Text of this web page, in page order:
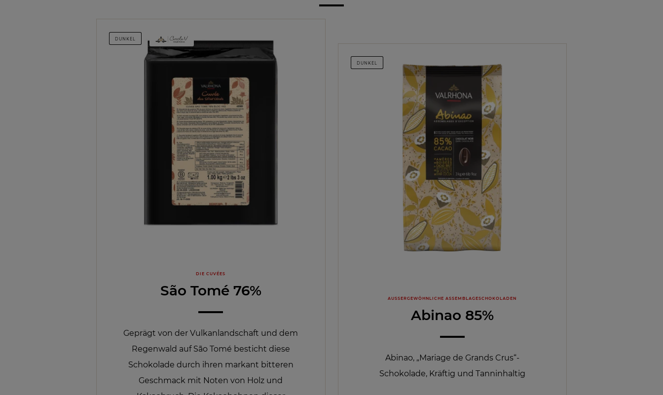
DUNKEL
DIE CUVÉES
São Tomé 76%
Geprägt von der Vulkanlandschaft und dem
Regenwald auf São Tomé besticht diese
Schokolade durch ihren markant bitteren
Geschmack mit Noten von Holz und
DUNKEL
AUSSERGEWÖHNLICHE ASSEMBLAGESCHOKOLADEN
Abinao 85%
Abinao, „Mariage de Grands Crus“-
Schokolade, Kräftig und Tanninhaltig